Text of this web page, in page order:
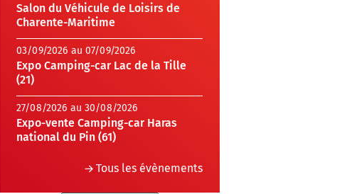
Salon du Véhicule de Loisirs de
Charente-Maritime
03/09/2026 au 07/09/2026
Expo Camping-car Lac de la Tille
(21)
27/08/2026 au 30/08/2026
Expo-vente Camping-car Haras
national du Pin (61)
Tous les évènements